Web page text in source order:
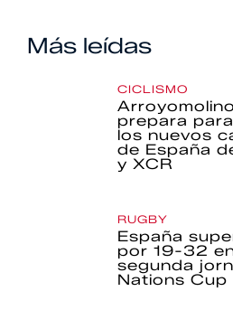
Más leídas
CICLISMO
prepara
los nuevos
de España
y XCR
RUGBY
España
por 19-32
segunda
Nations Cup